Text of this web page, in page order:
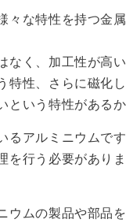
々な特性を持つ金
なく、加工性が高
特性、さらに磁化
いう特性があるか
るアルミニウムで
を行う必要があり
ウムの製品や部品